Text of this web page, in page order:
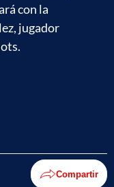
con la
jugador
Compartir